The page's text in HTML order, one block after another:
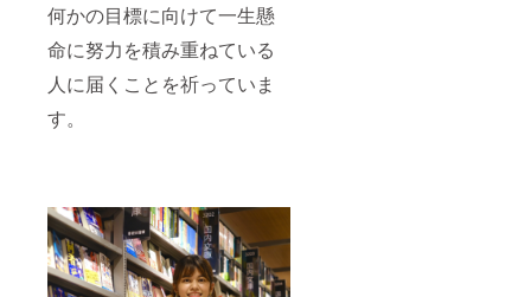
何かの目標に向けて一生懸
命に努力を積み重ねている
人に届くことを祈っていま
す。